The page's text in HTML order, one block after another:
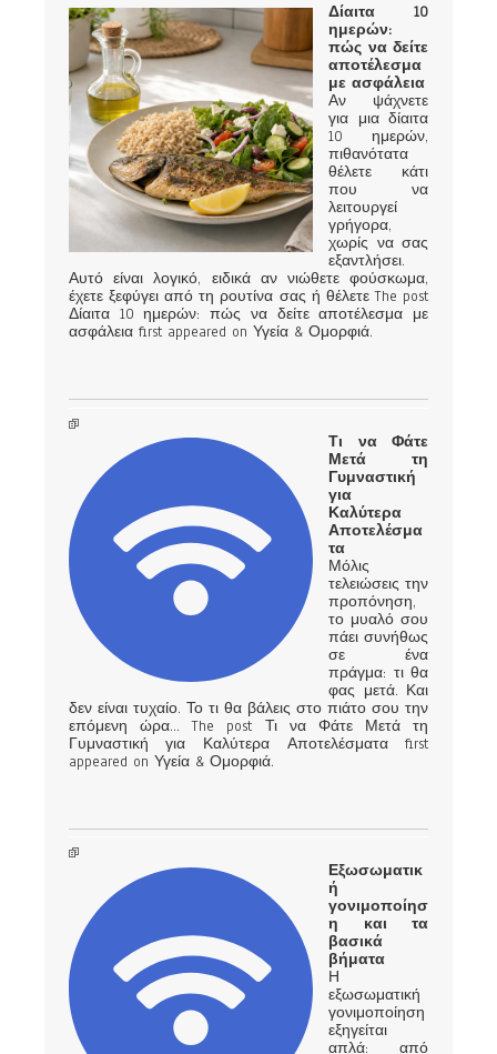
Δίαιτα 10
ημερών:
πώς να δείτε
αποτέλεσμα
με ασφάλεια
Αν ψάχνετε
για μια δίαιτα
10 ημερών,
πιθανότατα
θέλετε κάτι
που να
λειτουργεί
γρήγορα,
χωρίς να σας
εξαντλήσει.
Αυτό είναι λογικό, ειδικά αν νιώθετε φούσκωμα,
έχετε ξεφύγει από τη ρουτίνα σας ή θέλετε The post
Δίαιτα 10 ημερών: πώς να δείτε αποτέλεσμα με
ασφάλεια first appeared on Υγεία & Ομορφιά.
Τι να Φάτε
Μετά τη
Γυμναστική
για
Καλύτερα
Αποτελέσμα
τα
Μόλις
τελειώσεις την
προπόνηση,
το μυαλό σου
πάει συνήθως
σε ένα
πράγμα: τι θα
φας μετά. Και
δεν είναι τυχαίο. Το τι θα βάλεις στο πιάτο σου την
επόμενη ώρα… The post Τι να Φάτε Μετά τη
Γυμναστική για Καλύτερα Αποτελέσματα first
appeared on Υγεία & Ομορφιά.
Εξωσωματικ
ή
γονιμοποίησ
η και τα
βασικά
βήματα
Η
εξωσωματική
γονιμοποίηση
εξηγείται
απλά: από